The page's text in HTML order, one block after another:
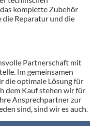
komplette Zubehör
Reparatur und die
Partnerschaft mit
Im gemeinsamen
die optimale Lösung für
dem Kauf stehen wir für
Ansprechpartner zur
sind, sind wir es auch.